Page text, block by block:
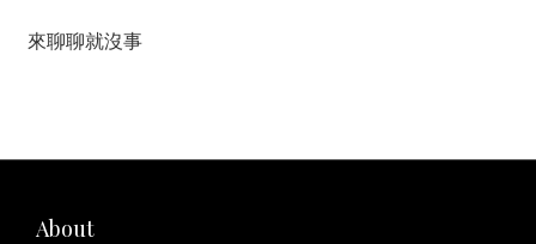
來聊聊就沒事
About